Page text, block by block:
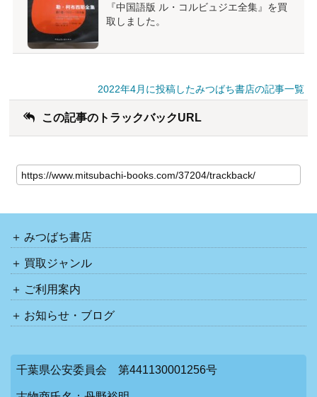
『中国語版 ル・コルビュジエ全集』を買
取しました。
2022年4月に投稿したみつばち書店の記事一覧
この記事のトラックバックURL
みつばち書店
買取ジャンル
ご利用案内
お知らせ・ブログ
千葉県公安委員会 第441130001256号